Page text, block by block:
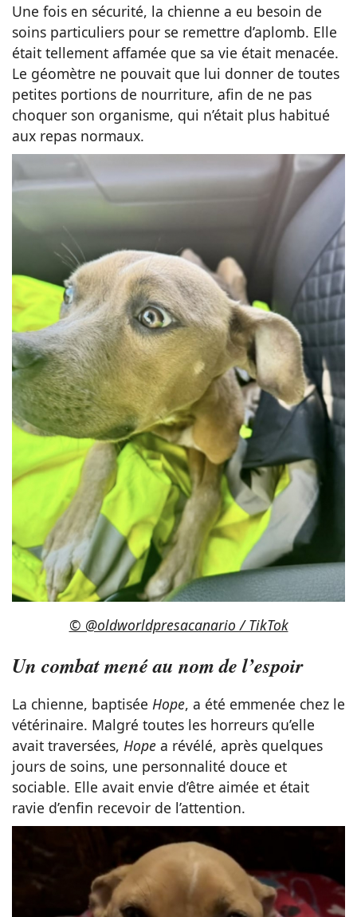
Une fois en sécurité, la chienne a eu besoin de
soins particuliers pour se remettre d’aplomb. Elle
était tellement affamée que sa vie était menacée.
Le géomètre ne pouvait que lui donner de toutes
petites portions de nourriture, afin de ne pas
choquer son organisme, qui n’était plus habitué
aux repas normaux.
© @oldworldpresacanario / TikTok
Un combat mené au nom de l’espoir
La chienne, baptisée Hope, a été emmenée chez le
vétérinaire. Malgré toutes les horreurs qu’elle
avait traversées, Hope a révélé, après quelques
jours de soins, une personnalité douce et
sociable. Elle avait envie d’être aimée et était
ravie d’enfin recevoir de l’attention.